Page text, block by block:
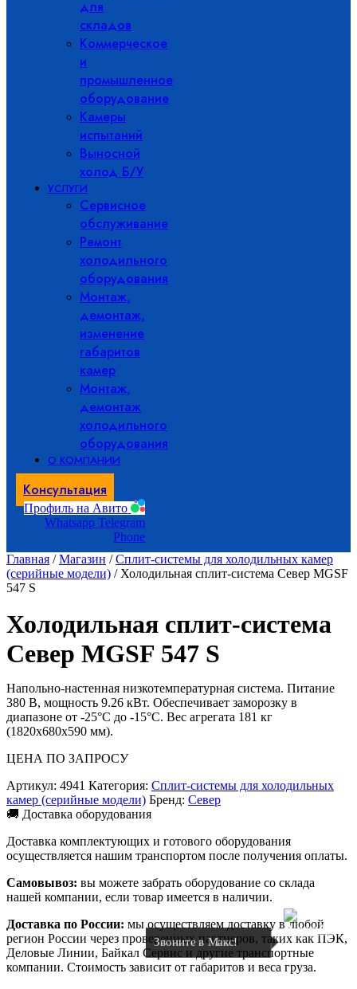
для
складов
Коммерческое
и
промышленное
оборудование
Камеры
испытаний
Выносной
холод Б/У
УСЛУГИ
Сервисное
обслуживание
Ремонт
холодильного
оборудования
Монтаж,
демонтаж,
изменение
габаритов
камер
Монтаж,
демонтаж
холодильного
оборудования
О КОМПАНИИ
Консультация
Профиль на Авито
Whatsapp Telegram
Phone
Главная /Магазин /Сплит-системы для холодильных камер
(серийные модели) / Холодильная сплит-система Север МGSF
547 S
Холодильная сплит-система
Север МGSF 547 S
Напольно-настенная низкотемпературная система. Питание
380 В, мощность 9.26 кВт. Обеспечивает заморозку в
диапазоне от -25°C до -15°C. Вес агрегата 181 кг
(1820x680x590 мм).
ЦЕНА ПО ЗАПРОСУ
Артикул: 4941 Категория: Сплит-системы для холодильных
камер (серийные модели) Бренд: Север
🚚 Доставка оборудования
Доставка комплектующих и готового оборудования
осуществляется нашим транспортом после получения оплаты.
Самовывоз: вы можете забрать оборудование со склада
нашей компании, если товар имеется в наличии.
Доставка по России: мы осуществляем доставку в любой
регион России через проверенных партнеров, таких как ПЭК,
Деловые Линии, Байкал Сервис и другие транспортные
компании. Стоимость зависит от габаритов и веса груза.
Звоните в Макс!